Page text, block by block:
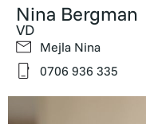
Nina Bergman
VD
Mejla Nina
0706 936 335